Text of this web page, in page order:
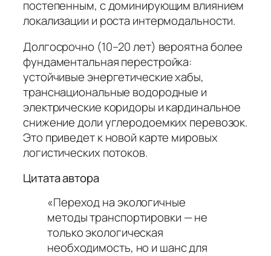
постепенным, с доминирующим влиянием
локализации и роста интермодальности.
Долгосрочно (10–20 лет) вероятна более
фундаментальная перестройка:
устойчивые энергетические хабы,
транснациональные водородные и
электрические коридоры и кардинальное
снижение доли углеродоемких перевозок.
Это приведет к новой карте мировых
логистических потоков.
Цитата автора
«Переход на экологичные
методы транспортировки — не
только экологическая
необходимость, но и шанс для